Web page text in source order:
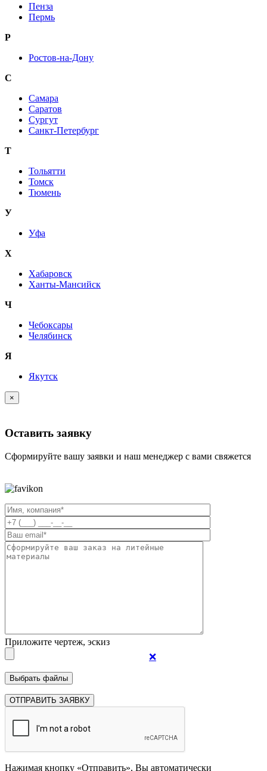
Пенза
Пермь
Р
Ростов-на-Дону
С
Самара
Саратов
Сургут
Санкт-Петербург
Т
Тольятти
Томск
Тюмень
У
Уфа
Х
Хабаровск
Ханты-Мансийск
Ч
Чебоксары
Челябинск
Я
Якутск
×
Оставить заявку
Сформируйте вашу заявки и наш менеджер с вами свяжется
Приложите чертеж, эскиз
❌
Нажимая кнопку «Отправить», Вы автоматически